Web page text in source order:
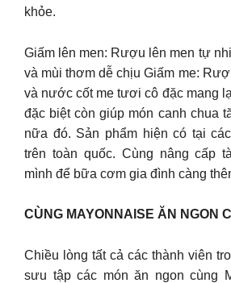
khỏe.
Giấm lên men: Rượu lên men tự
và mùi thơm dễ chịu Giấm me:
và nước cốt me tươi cô đặc mang
đặc biệt còn giúp món canh chua
nữa đó. Sản phẩm hiện có tại
trên toàn quốc. Cùng nâng cấp
mình để bữa cơm gia đình càng
CÙNG MAYONNAISE ĂN NGON
Chiều lòng tất cả các thành viên
sưu tập các món ăn ngon cùng